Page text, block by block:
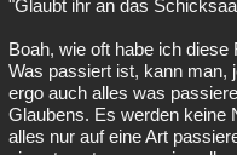
"Glaubt ihr an das
Boah, wie oft habe ich diese
Was passiert ist, kann man,
ergo auch alles was
Glaubens. Es werden keine
alles nur auf eine Art